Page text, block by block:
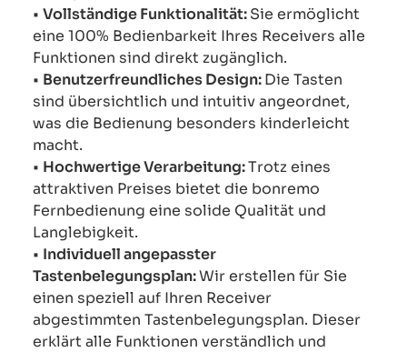
• Vollständige Funktionalität:Sie ermöglicht
eine 100% Bedienbarkeit Ihres Receivers alle
Funktionen sind direkt zugänglich.
• Benutzerfreundliches Design:Die Tasten
sind übersichtlich und intuitiv angeordnet,
was die Bedienung besonders kinderleicht
macht.
• Hochwertige Verarbeitung:Trotz eines
attraktiven Preises bietet die bonremo
Fernbedienung eine solide Qualität und
Langlebigkeit.
• Individuell angepasster
Tastenbelegungsplan:Wir erstellen für Sie
einen speziell auf Ihren Receiver
abgestimmten Tastenbelegungsplan. Dieser
erklärt alle Funktionen verständlich und